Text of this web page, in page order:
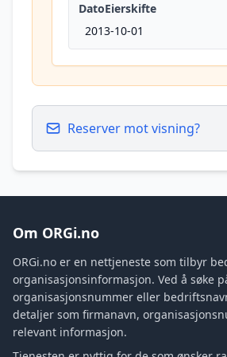
DatoEierskifte
2013-10-01
Reserver mot visning?
Om ORGi.no
ORGi.no er en nettjeneste som tilbyr
organisasjonsinformasjon. Ved å søke
organisasjonsnummer eller
detaljer som firmanavn,
relevant informasjon.